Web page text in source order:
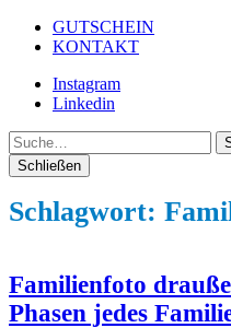
GUTSCHEIN
KONTAKT
Instagram
Linkedin
Suche
Schließen
Schlagwort:
Familienfoto
Phasen jedes